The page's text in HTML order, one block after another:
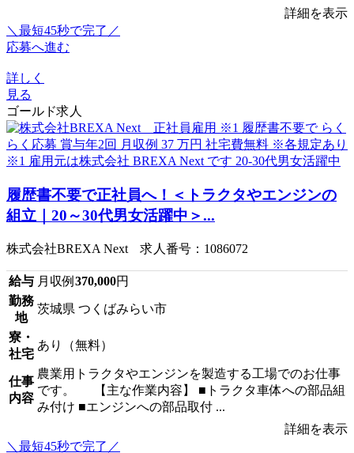
詳細を表示
＼最短45秒で完了／
応募へ進む
詳しく
見る
ゴールド求人
履歴書不要で正社員へ！＜トラクタやエンジンの
組立｜20～30代男女活躍中＞...
株式会社BREXA Next 求人番号：1086072
給与 月収例 370,000円
勤務
地
茨城県 つくばみらい市
寮・
社宅
あり（無料）
仕事
内容
農業用トラクタやエンジンを製造する工場でのお仕事
です。 【主な作業内容】 ■トラクタ車体への部品組
み付け ■エンジンへの部品取付 ...
詳細を表示
＼最短45秒で完了／